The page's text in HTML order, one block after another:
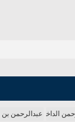
الداخلعبدالرحمن